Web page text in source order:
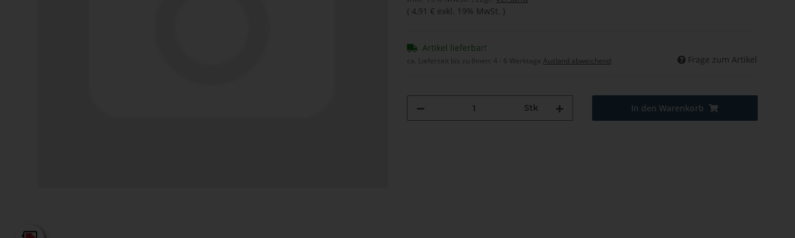
( 4,91 € exkl. 19% MwSt. )
Artikel lieferbar!
ca. Lieferzeit bis zu Ihnen: 4 - 6 Werktage Ausland abweichend Frage zum Artikel
Stk In den Warenkorb